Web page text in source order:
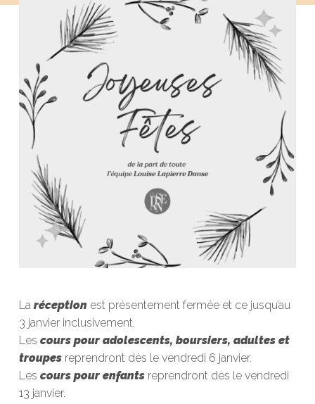
Laréceptionest présentement fermée et ce jusqu’au
3 janvier inclusivement.
Les cours pour adolescents, boursiers, adultes et
troupesreprendront dès le vendredi 6 janvier.
Les cours pour enfantsreprendront dès le vendredi
13 janvier.